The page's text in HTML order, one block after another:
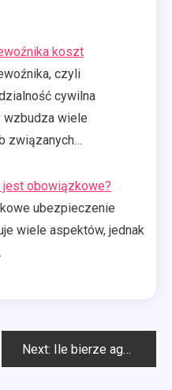
koszt
czyli
cywilna
wzbudza wiele
związanych…
jest obowiązkowe?
ubezpieczenie
wiele aspektów, jednak
Next: Ile bierze agencja nieruchomości za sprzedaż mieszkania?